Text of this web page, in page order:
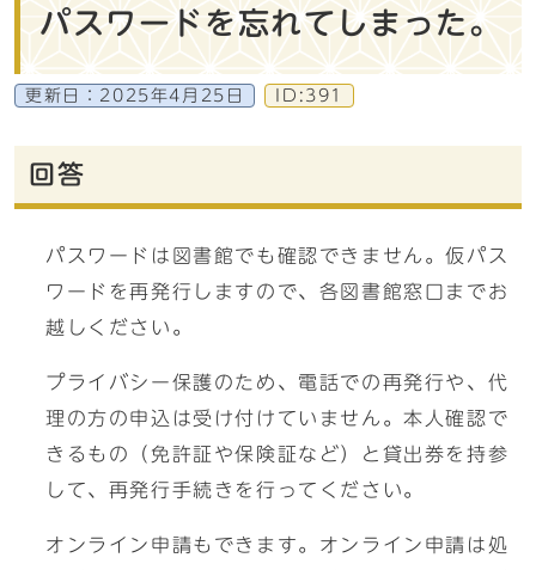
パスワードを忘れてしまった。
更新日： 2025年4月25日 ID:391
回答
パスワードは図書館でも確認できません。仮パス
ワードを再発行しますので、各図書館窓口までお
越しください。
プライバシー保護のため、電話での再発行や、代
理の方の申込は受け付けていません。本人確認で
きるもの（免許証や保険証など）と貸出券を持参
して、再発行手続きを行ってください。
オンライン申請もできます。オンライン申請は処